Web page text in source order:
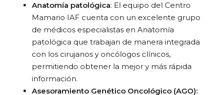
Anatomía patológica: El equipo del Centro
Mamario IAF cuenta con un excelente grupo
de médicos especialistas en Anatomía
patológica que trabajan de manera integrada
con los cirujanos y oncólogos clínicos,
permitiendo obtener la mejor y más rápida
información.
Asesoramiento Genético Oncológico (AGO):